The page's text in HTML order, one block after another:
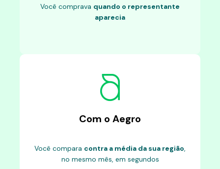
Você comprava quando o representante
aparecia
Com o Aegro
Você compara contra a média da sua região
no mesmo mês, em segundos